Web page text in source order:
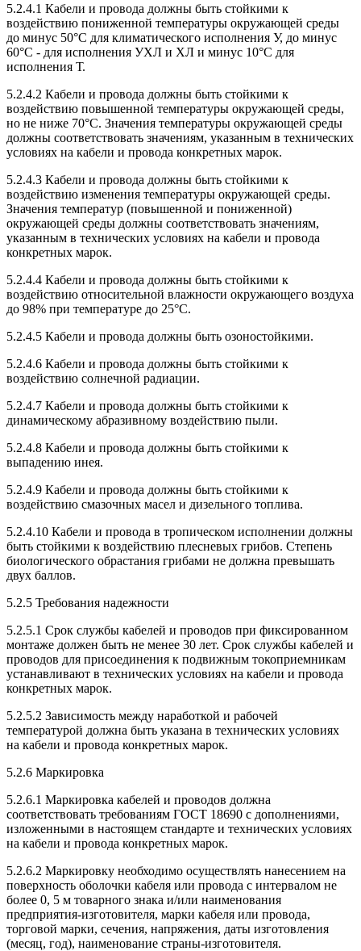
5.2.4.1 Кабели и провода должны быть стойкими к
воздействию пониженной температуры окружающей среды
до минус 50°С для климатического исполнения У, до минус
60°С - для исполнения УХЛ и ХЛ и минус 10°С для
исполнения Т.
5.2.4.2 Кабели и провода должны быть стойкими к
воздействию повышенной температуры окружающей среды,
но не ниже 70°С. Значения температуры окружающей среды
должны соответствовать значениям, указанным в технических
условиях на кабели и провода конкретных марок.
5.2.4.3 Кабели и провода должны быть стойкими к
воздействию изменения температуры окружающей среды.
Значения температур (повышенной и пониженной)
окружающей среды должны соответствовать значениям,
указанным в технических условиях на кабели и провода
конкретных марок.
5.2.4.4 Кабели и провода должны быть стойкими к
воздействию относительной влажности окружающего воздуха
до 98% при температуре до 25°С.
5.2.4.5 Кабели и провода должны быть озоностойкими.
5.2.4.6 Кабели и провода должны быть стойкими к
воздействию солнечной радиации.
5.2.4.7 Кабели и провода должны быть стойкими к
динамическому абразивному воздействию пыли.
5.2.4.8 Кабели и провода должны быть стойкими к
выпадению инея.
5.2.4.9 Кабели и провода должны быть стойкими к
воздействию смазочных масел и дизельного топлива.
5.2.4.10 Кабели и провода в тропическом исполнении должны
быть стойкими к воздействию плесневых грибов. Степень
биологического обрастания грибами не должна превышать
двух баллов.
5.2.5 Требования надежности
5.2.5.1 Срок службы кабелей и проводов при фиксированном
монтаже должен быть не менее 30 лет. Срок службы кабелей и
проводов для присоединения к подвижным токоприемникам
устанавливают в технических условиях на кабели и провода
конкретных марок.
5.2.5.2 Зависимость между наработкой и рабочей
температурой должна быть указана в технических условиях
на кабели и провода конкретных марок.
5.2.6 Маркировка
5.2.6.1 Маркировка кабелей и проводов должна
соответствовать требованиям ГОСТ 18690 с дополнениями,
изложенными в настоящем стандарте и технических условиях
на кабели и провода конкретных марок.
5.2.6.2 Маркировку необходимо осуществлять нанесением на
поверхность оболочки кабеля или провода с интервалом не
более 0, 5 м товарного знака и/или наименования
предприятия-изготовителя, марки кабеля или провода,
торговой марки, сечения, напряжения, даты изготовления
(месяц, год), наименование страны-изготовителя.